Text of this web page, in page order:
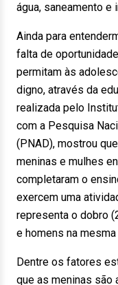
água, saneamento e
Ainda para
falta de
permitam às
digno, através da
realizada pelo
com a Pesquisa
(PNAD), mostrou
meninas e mulhes
completaram o
exercem uma
representa o dobro
e homens na
Dentre os fatores
que as meninas